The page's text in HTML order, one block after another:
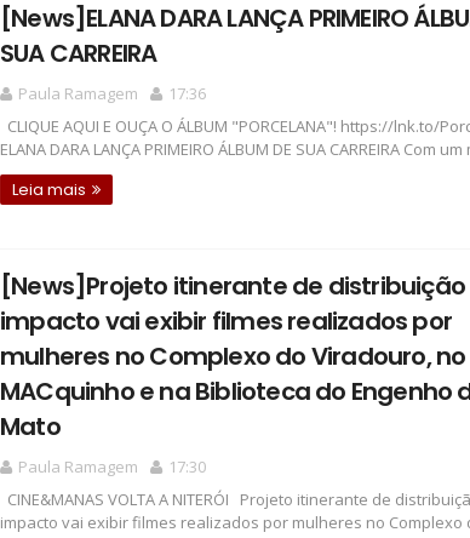
[News]ELANA DARA LANÇA PRIMEIRO
SUA CARREIRA
Paula Ramagem
17:36
CLIQUE AQUI E OUÇA O ÁLBUM "PORCELANA"! https://lnk.to/
ELANA DARA LANÇA PRIMEIRO ÁLBUM DE SUA CARREIRA Com
Leia mais
[News]Projeto itinerante de
impacto vai exibir filmes realizados por
mulheres no Complexo do Viradouro, no
MACquinho e na Biblioteca do Engenho
Mato
Paula Ramagem
17:30
CINE&MANAS VOLTA A NITERÓI Projeto itinerante de
impacto vai exibir filmes realizados por mulheres no Complexo